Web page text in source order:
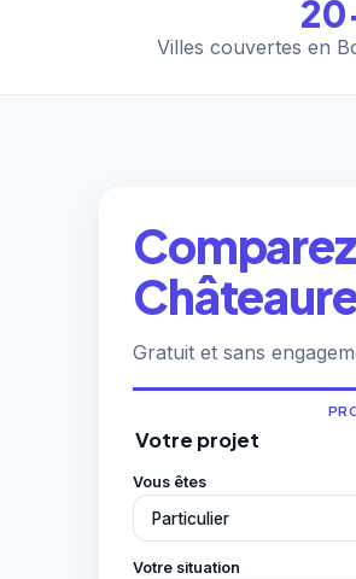
Villes couvertes en
Gratuit et sans
Votre projet
Vous êtes
Votre situation